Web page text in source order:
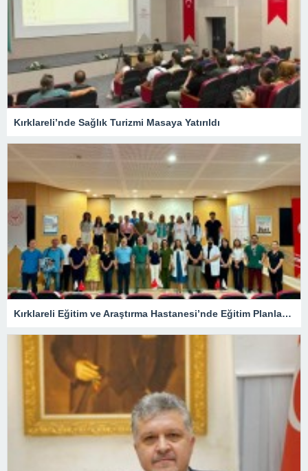
Kırklareli’nde Sağlık Turizmi Masaya Yatırıldı
Kırklareli Eğitim ve Araştırma Hastanesi’nde Eğitim Planlaması Masaya Yatırıldı